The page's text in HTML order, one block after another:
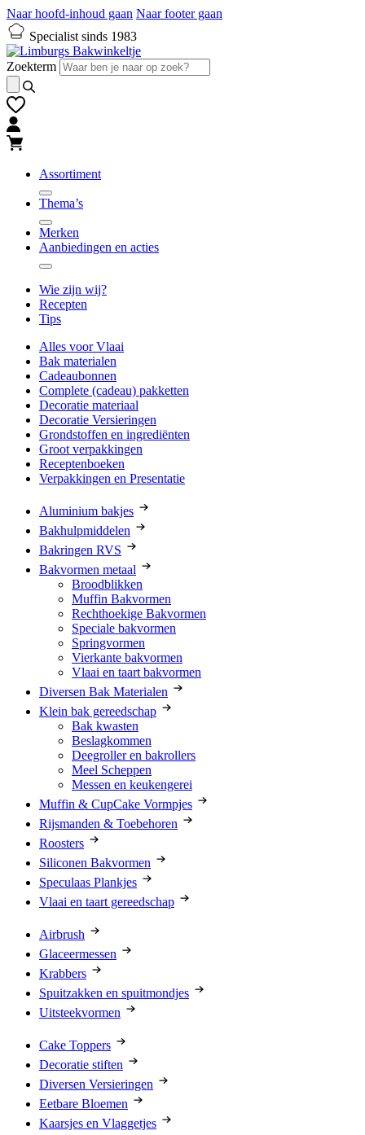
Naar hoofd-inhoud gaan Naar footer gaan
Specialist sinds 1983
Zoekterm
Assortiment
Thema’s
Merken
Aanbiedingen en acties
Wie zijn wij?
Recepten
Tips
Alles voor Vlaai
Bak materialen
Cadeaubonnen
Complete (cadeau) pakketten
Decoratie materiaal
Decoratie Versieringen
Grondstoffen en ingrediënten
Groot verpakkingen
Receptenboeken
Verpakkingen en Presentatie
Aluminium bakjes
Bakhulpmiddelen
Bakringen RVS
Bakvormen metaal
Broodblikken
Muffin Bakvormen
Rechthoekige Bakvormen
Speciale bakvormen
Springvormen
Vierkante bakvormen
Vlaai en taart bakvormen
Diversen Bak Materialen
Klein bak gereedschap
Bak kwasten
Beslagkommen
Deegroller en bakrollers
Meel Scheppen
Messen en keukengerei
Muffin & CupCake Vormpjes
Rijsmanden & Toebehoren
Roosters
Siliconen Bakvormen
Speculaas Plankjes
Vlaai en taart gereedschap
Airbrush
Glaceermessen
Krabbers
Spuitzakken en spuitmondjes
Uitsteekvormen
Cake Toppers
Decoratie stiften
Diversen Versieringen
Eetbare Bloemen
Kaarsjes en Vlaggetjes